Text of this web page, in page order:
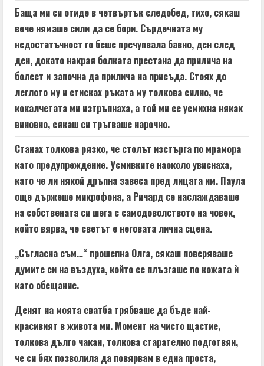
Баща ми си отиде в четвъртък следобед, тихо, сякаш
вече нямаше сили да се бори. Сърдечната му
недостатъчност го беше пречупвала бавно, ден след
ден, докато накрая болката престана да прилича на
болест и започна да прилича на присъда. Стоях до
леглото му и стисках ръката му толкова силно, че
кокалчетата ми изтръпнаха, а той ми се усмихна някак
виновно, сякаш си тръгваше нарочно.
Станах толкова рязко, че столът изстърга по мрамора
като предупреждение. Усмивките наоколо увиснаха,
като че ли някой дръпна завеса пред лицата им. Паула
още държеше микрофона, а Ричард се наслаждаваше
на собствената си шега с самодоволството на човек,
който вярва, че светът е неговата лична сцена.
„Съгласна съм…“ прошепна Олга, сякаш поверяваше
думите си на въздуха, който се плъзгаше по кожата ѝ
като обещание.
Денят на моята сватба трябваше да бъде най-
красивият в живота ми. Момент на чисто щастие,
толкова дълго чакан, толкова старателно подготвян,
че си бях позволила да повярвам в една проста,